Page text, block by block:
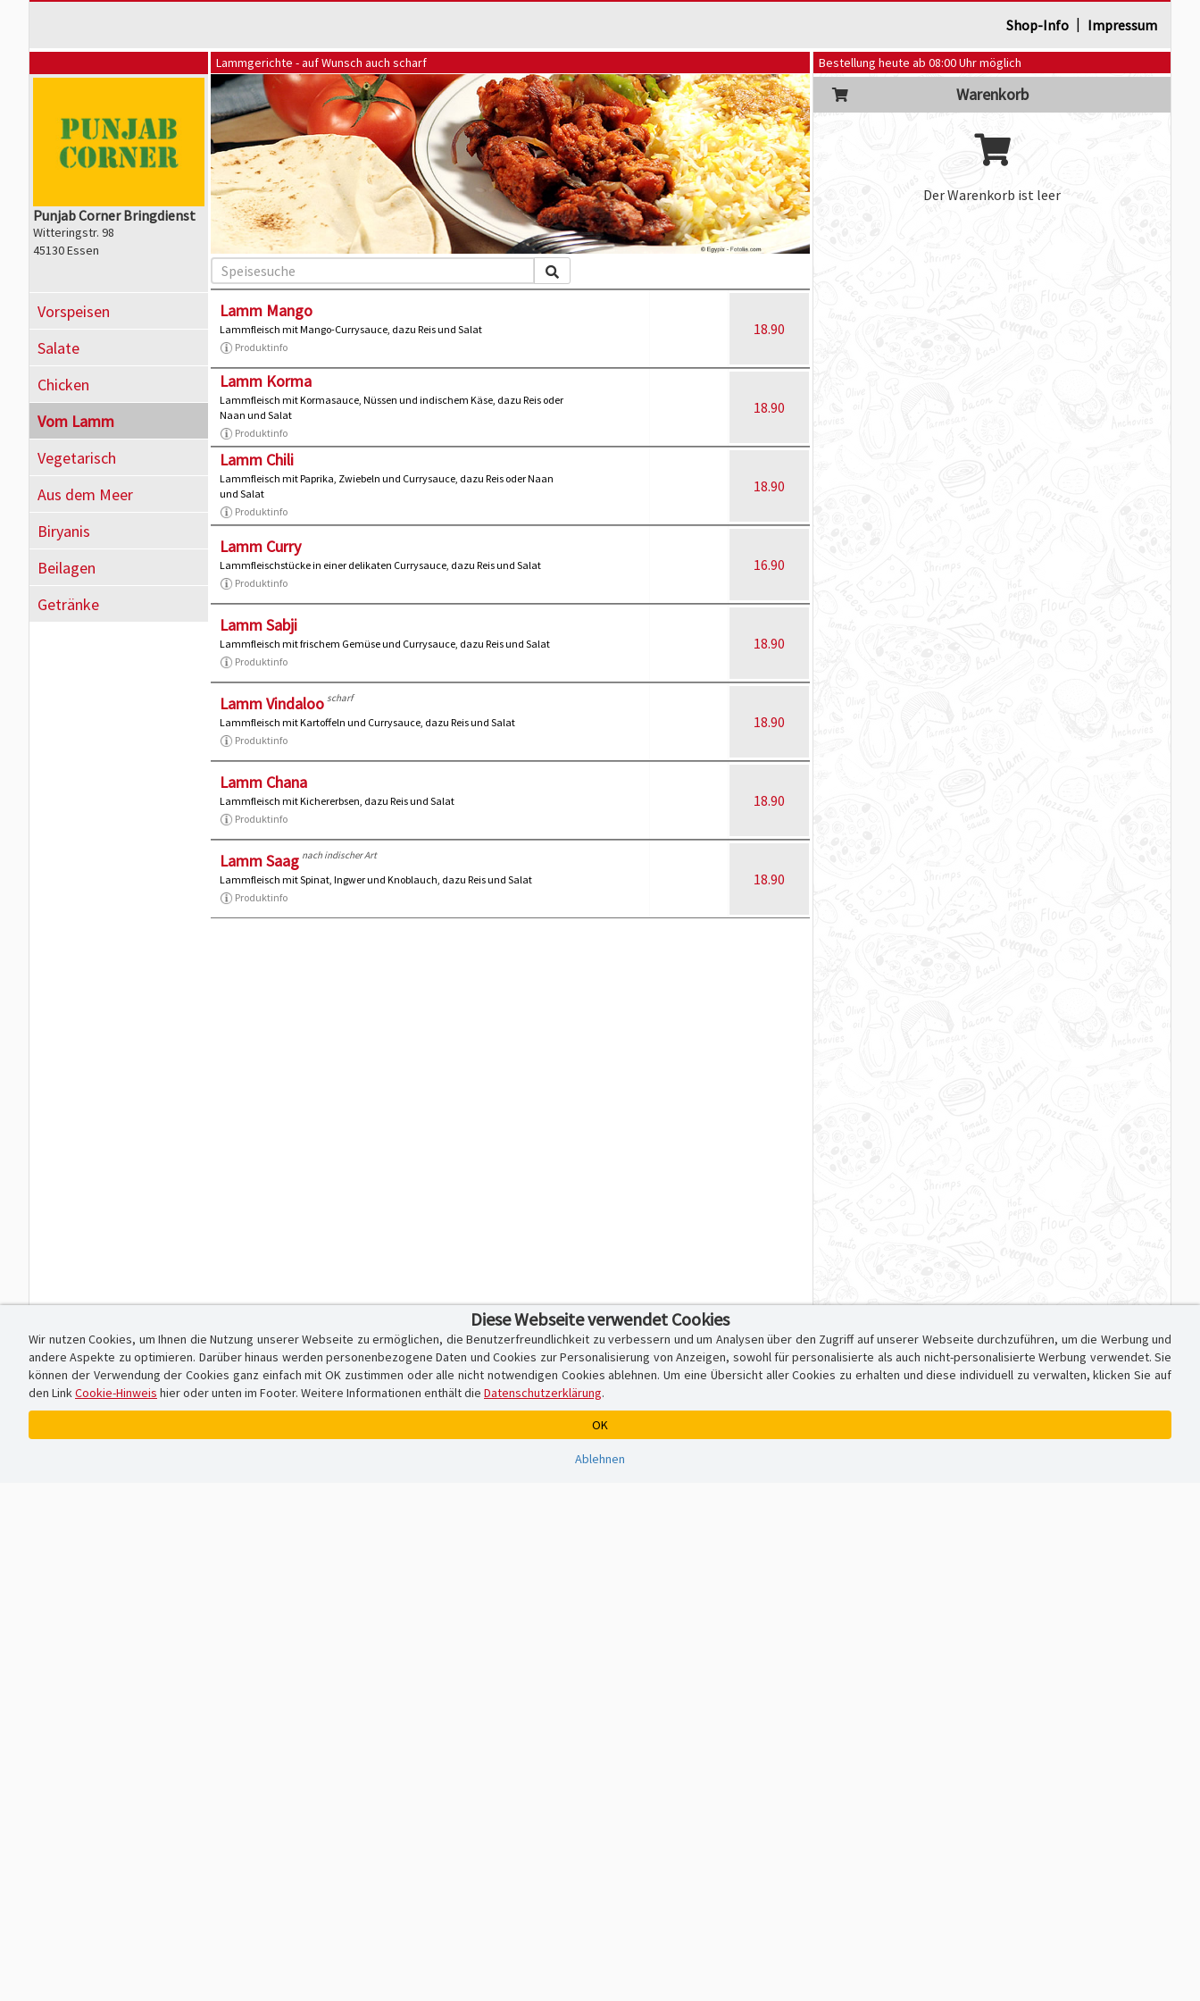
Shop-Info | Impressum
Bestellung heute ab 08:00 Uhr möglich
Warenkorb
Der Warenkorb ist leer
Punjab Corner Bringdienst
Witteringstr. 98
45130 Essen
Vorspeisen
Salate
Chicken
Vom Lamm
Vegetarisch
Aus dem Meer
Biryanis
Beilagen
Getränke
Lammgerichte - auf Wunsch auch scharf
Lamm Mango
Lammfleisch mit Mango-Currysauce, dazu Reis und Salat
Produktinfo
18.90
Lamm Korma
Lammfleisch mit Kormasauce, Nüssen und indischem Käse, dazu Reis oder
Naan und Salat
Produktinfo
18.90
Lamm Chili
Lammfleisch mit Paprika, Zwiebeln und Currysauce, dazu Reis oder Naan
und Salat
Produktinfo
18.90
Lamm Curry
Lammfleischstücke in einer delikaten Currysauce, dazu Reis und Salat
Produktinfo
16.90
Lamm Sabji
Lammfleisch mit frischem Gemüse und Currysauce, dazu Reis und Salat
Produktinfo
18.90
Lamm Vindaloo scharf
Lammfleisch mit Kartoffeln und Currysauce, dazu Reis und Salat
Produktinfo
18.90
Lamm Chana
Lammfleisch mit Kichererbsen, dazu Reis und Salat
Produktinfo
18.90
Lamm Saag nach indischer Art
Lammfleisch mit Spinat, Ingwer und Knoblauch, dazu Reis und Salat
Produktinfo
18.90
Diese Webseite verwendet Cookies
Wir nutzen Cookies, um Ihnen die Nutzung unserer Webseite zu ermöglichen, die Benutzerfreundlichkeit zu verbessern und um Analysen über den Zugriff auf unserer Webseite durchzuführen, um die Werbung und
andere Aspekte zu optimieren. Darüber hinaus werden personenbezogene Daten und Cookies zur Personalisierung von Anzeigen, sowohl für personalisierte als auch nicht-personalisierte Werbung verwendet. Sie
können der Verwendung der Cookies ganz einfach mit OK zustimmen oder alle nicht notwendigen Cookies ablehnen. Um eine Übersicht aller Cookies zu erhalten und diese individuell zu verwalten, klicken Sie auf
den LinkCookie-Hinweis hier oder unten im Footer. Weitere Informationen enthält die Datenschutzerklärung.
OK
Ablehnen